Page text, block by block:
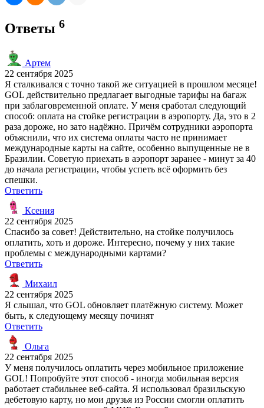
Ответы 6
Артем
22 сентября 2025
Я сталкивался с точно такой же ситуацией в прошлом месяце!
GOL действительно предлагает выгодные тарифы на багаж
при заблаговременной оплате. У меня сработал следующий
способ: оплата на стойке регистрации в аэропорту. Да, это в 2
раза дороже, но зато надёжно. Причём сотрудники аэропорта
объяснили, что их система оплаты часто не принимает
международные карты на сайте, особенно выпущенные не в
Бразилии. Советую приехать в аэропорт заранее - минут за 40
до начала регистрации, чтобы успеть всё оформить без
спешки.
Ответить
Ксения
22 сентября 2025
Спасибо за совет! Действительно, на стойке получилось
оплатить, хоть и дороже. Интересно, почему у них такие
проблемы с международными картами?
Ответить
Михаил
22 сентября 2025
Я слышал, что GOL обновляет платёжную систему. Может
быть, к следующему месяцу починят
Ответить
Ольга
22 сентября 2025
У меня получилось оплатить через мобильное приложение
GOL! Попробуйте этот способ - иногда мобильная версия
работает стабильнее веб-сайта. Я использовал бразильскую
дебетовую карту, но мои друзья из России смогли оплатить